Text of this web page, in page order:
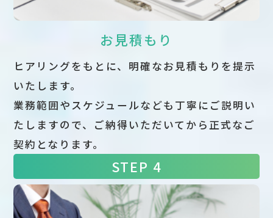
お見積もり
ヒアリングをもとに、明確なお見積もりを提示
いたします。
業務範囲やスケジュールなども丁寧にご説明い
たしますので、ご納得いただいてから正式なご
契約となります。
STEP 4